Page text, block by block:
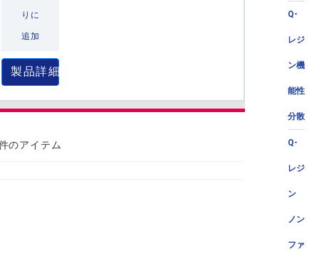
Q-
レジ
ン機
能性
分散
Q-
レジ
ン
ノン
ファ
りに
追加
製品詳細
のアイテム